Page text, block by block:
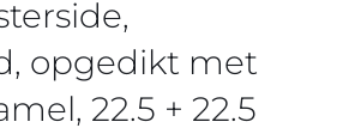
opgedikt met
22.5 + 22.5